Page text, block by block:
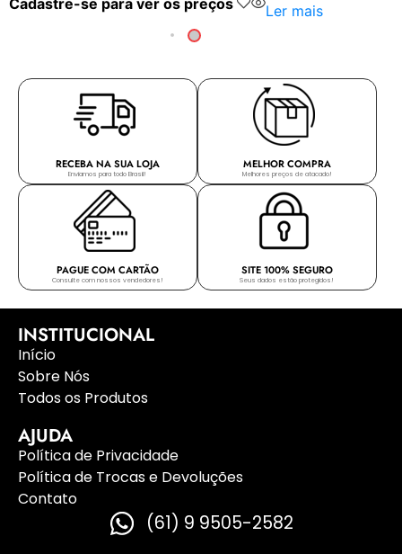
Ler mais
RECEBA NA SUA LOJA
Enviamos para todo Brasil!
MELHOR COMPRA
Melhores preços de atacado!
PAGUE COM CARTÃO
Consulte com nossos vendedores!
SITE 100% SEGURO
Seus dados estão protegidos!
INSTITUCIONAL
Início
Sobre Nós
Todos os Produtos
AJUDA
Política de Privacidade
Política de Trocas e Devoluções
Contato
(61) 9 9505-2582